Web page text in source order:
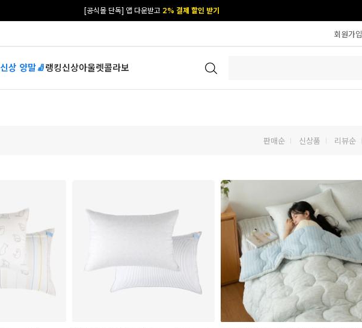
카카오 플친 추가하면1천원 즉시 할인 쿠폰
회원가입
신상 양말🧦랭킹신상아울렛콜라보
판매순 신상품 리뷰순